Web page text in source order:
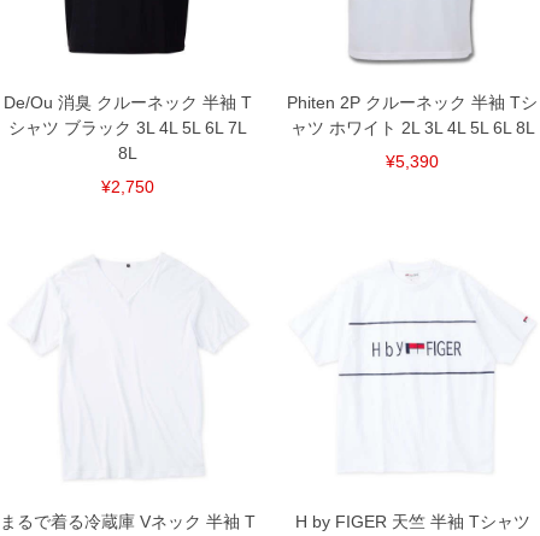
Deolight Ag／消臭／メッシュ／パッケージ入り
【返品交換について】開封前なら返品交換できます。同系色との洗濯を
お勧めします。
■サイズ表
サイズ/バスト/総丈/裾周り/肩幅/袖丈
3L/130/78/130/58/24
4L/140/80/140/60/25
5L/150/82/150/62/26
返品交換希望の方は、商品到着後1週間以内にご連絡ください。
下着(肌着)やワイシャツは商品の性質上、返品交換不可とさせて頂いております。予め
出荷まで約1週間～20日間程お時間を頂く場合がございます。
一部、お直しに対応出来ない商品がございます。(例：裾にファスナーや調節ひもが付
De/Ou 消臭 クルーネック 半袖 T
シャツ ブラック 3L 4L 5L 6L 7L
8L
¥2,750
Phiten 2P クルーネック 半袖 Tシ
ャツ ホワイト 2L 3L 4L 5L 6L 8L
¥5,390
まるで着る冷蔵庫 Vネック 半袖 T H by FIGER 天竺 半袖 Tシャツ